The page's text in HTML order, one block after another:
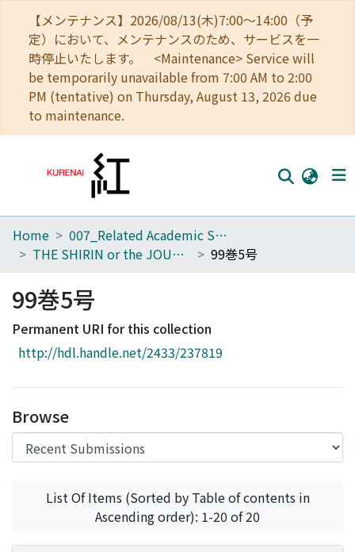
【メンテナンス】2026/08/13(木)7:00～14:00（予
定）において、メンテナンスのため、サービスを一
時停止いたします。 <Maintenance> Service will
be temporarily unavailable from 7:00 AM to 2:00
PM (tentative) on Thursday, August 13, 2026 due
to maintenance.
Home
Browse
Download Ranking
Access Statistics
Home
007_Related Academic Societies
THE SHIRIN or the JOURNAL OF HISTORY
99巻5号
99巻5号
Permanent URI for this collection
http://hdl.handle.net/2433/237819
Browse
List Of Items (Sorted by Table of contents in
Ascending order): 1-20 of 20